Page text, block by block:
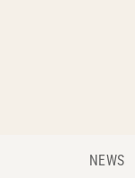
NEWS